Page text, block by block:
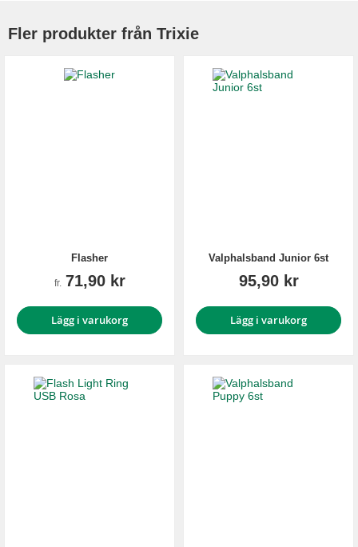
Fler produkter från Trixie
Flasher
fr. 71,90 kr
Lägg i varukorg
Valphalsband Junior 6st
95,90 kr
Lägg i varukorg